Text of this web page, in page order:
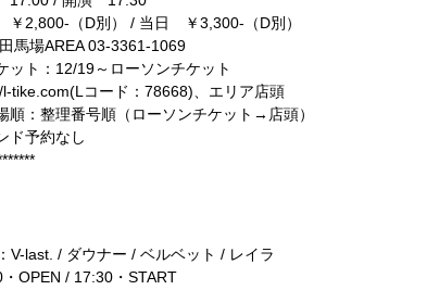
2,800-（D別） / 当日 ￥3,300-（D別）
馬場AREA 03-3361-1069
ット：12/19～ローソンチケット
l-tike.com(Lコード：78668)、エリア店頭
順：整理番号順（ローソンチケット→店頭）
ド予約なし
V-last. / ダウナー / ベルベット / レイラ
OPEN / 17:30・START